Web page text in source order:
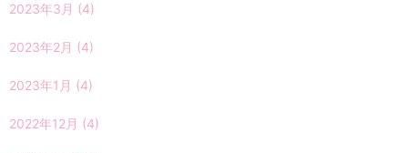
2023年3月 (4)
2023年2月 (4)
2023年1月 (4)
2022年12月 (4)